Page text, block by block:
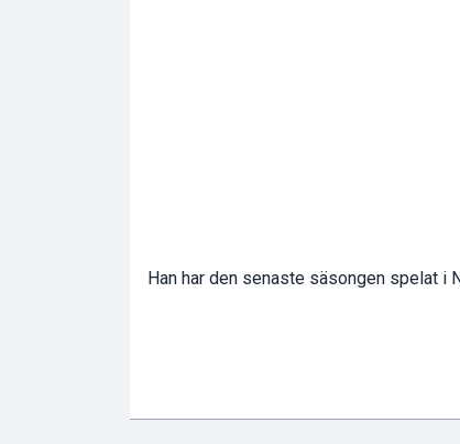
Han har den senaste säsongen spelat i